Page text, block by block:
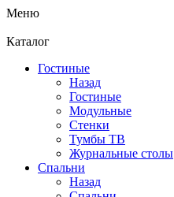
Меню
Каталог
Гостиные
Назад
Гостиные
Модульные
Стенки
Тумбы ТВ
Журнальные столы
Спальни
Назад